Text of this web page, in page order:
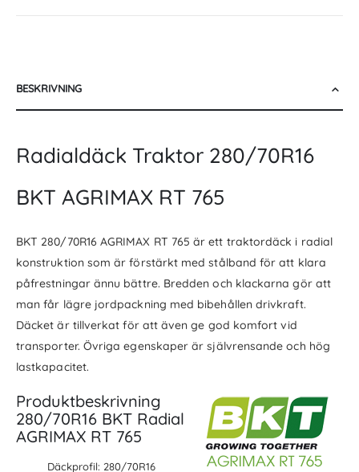
BESKRIVNING
Radialdäck Traktor 280/70R16
BKT AGRIMAX RT 765
BKT 280/70R16 AGRIMAX RT 765 är ett traktordäck i radial
konstruktion som är förstärkt med stålband för att klara
påfrestningar ännu bättre. Bredden och klackarna gör att
man får lägre jordpackning med bibehållen drivkraft.
Däcket är tillverkat för att även ge god komfort vid
transporter. Övriga egenskaper är självrensande och hög
lastkapacitet.
Produktbeskrivning
280/70R16 BKT Radial
AGRIMAX RT 765
Däckprofil: 280/70R16